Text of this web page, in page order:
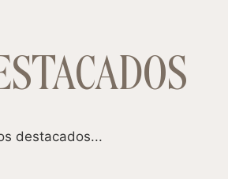
destacados...